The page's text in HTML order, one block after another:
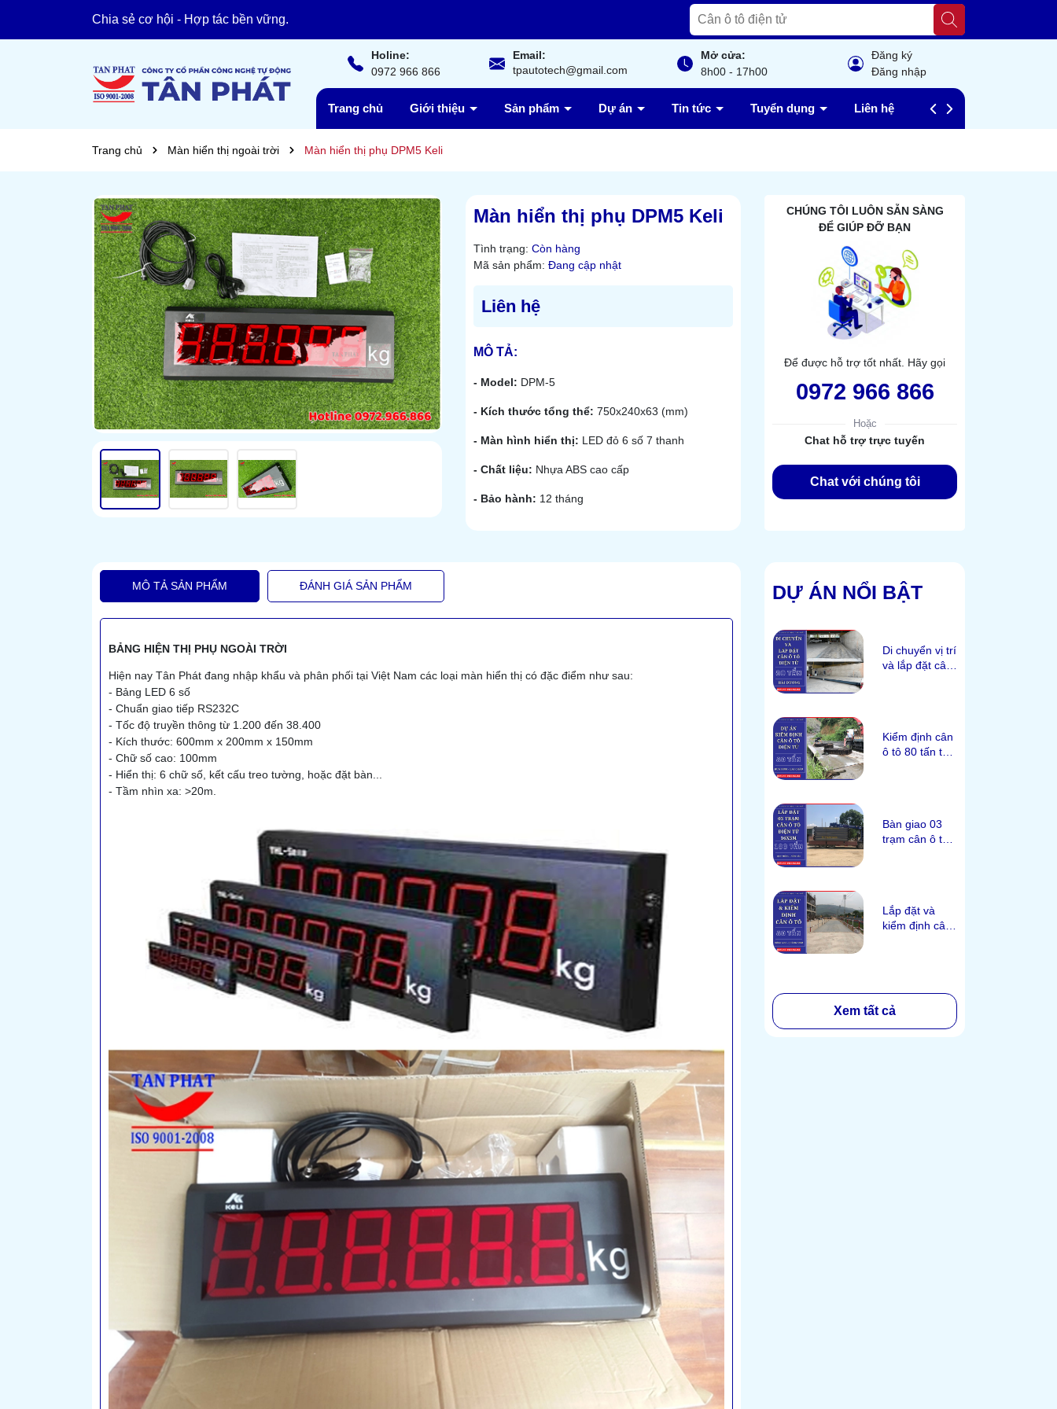
TÂN PHÁT XIN CHÀO!
Chia sẻ cơ hội - Hợp tác bền vững.
Holine:
0972 966 866
Email:
tpautotech@gmail.com
Mở cửa:
8h00 - 17h00
Đăng ký
Đăng nhập
Trang chủ Giới thiệu Sản phẩm Dự án Tin tức Tuyển dụng Liên hệ Câu hỏi thường gặp
Trang chủ Màn hiển thị ngoài trời Màn hiển thị phụ DPM5 Keli
Màn hiển thị phụ DPM5 Keli
Tình trạng: Còn hàng
Mã sản phẩm: Đang cập nhật
Liên hệ
MÔ TẢ:
- Model: DPM-5
- Kích thước tổng thể: 750x240x63 (mm)
- Màn hình hiển thị: LED đỏ 6 số 7 thanh
- Chất liệu: Nhựa ABS cao cấp
- Bảo hành: 12 tháng
CHÚNG TÔI LUÔN SẴN SÀNG
ĐỂ GIÚP ĐỠ BẠN
Để được hỗ trợ tốt nhất. Hãy gọi
0972 966 866
Hoặc
Chat hỗ trợ trực tuyến
Chat với chúng tôi
MÔ TẢ SẢN PHẨM ĐÁNH GIÁ SẢN PHẨM
BẢNG HIỆN THỊ PHỤ NGOÀI TRỜI
Hiện nay Tân Phát đang nhập khẩu và phân phối tại Việt Nam các loại màn hiển thị có đặc điểm như sau:
- Bảng LED 6 số
- Chuẩn giao tiếp RS232C
- Tốc độ truyền thông từ 1.200 đến 38.400
- Kích thước: 600mm x 200mm x 150mm
- Chữ số cao: 100mm
- Hiển thị: 6 chữ số, kết cấu treo tường, hoặc đặt bàn...
- Tầm nhìn xa: >20m.
DỰ ÁN NỔI BẬT
Di chuyển vị trí
và lắp đặt cân
Kiểm định cân
ô tô 80 tấn tại
Bàn giao 03
trạm cân ô tô
Lắp đặt và
kiểm định cân
Xem tất cả